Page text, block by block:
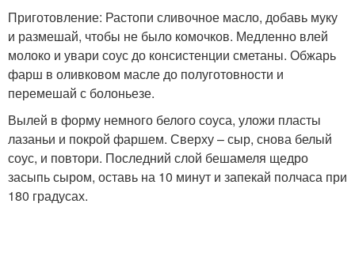
Приготовление: Растопи сливочное масло, добавь муку
и размешай, чтобы не было комочков. Медленно влей
молоко и увари соус до консистенции сметаны. Обжарь
фарш в оливковом масле до полуготовности и
перемешай с болоньезе.
Вылей в форму немного белого соуса, уложи пласты
лазаньи и покрой фаршем. Сверху – сыр, снова белый
соус, и повтори. Последний слой бешамеля щедро
засыпь сыром, оставь на 10 минут и запекай полчаса при
180 градусах.